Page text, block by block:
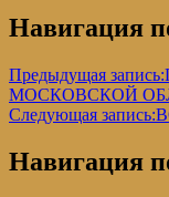
Навигация
Предыдущая запись:
МОСКОВСКОЙ
Следующая запись:
Навигация